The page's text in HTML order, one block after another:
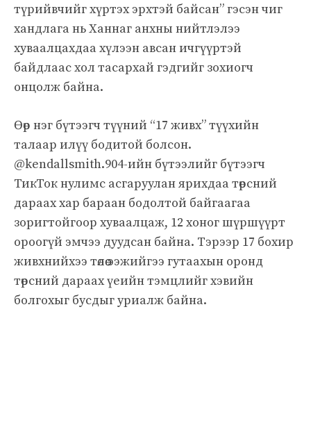
түрийвчийг хүртэх эрхтэй байсан” гэсэн чиг
хандлага нь Ханнаг анхны нийтлэлээ
хуваалцахдаа хүлээн авсан ичгүүртэй
байдлаас хол тасархай гэдгийг зохиогч
онцолж байна.
Өөр нэг бүтээгч түүний “17 живх” түүхийн
талаар илүү бодитой болсон.
@kendallsmith.904-ийн бүтээлийг бүтээгч
ТикТок нулимс асгаруулан ярихдаа төрсний
дараах хар бараан бодолтой байгаагаа
зоригтойгоор хуваалцаж, 12 хоног шүршүүрт
ороогүй эмчээ дуудсан байна. Тэрээр 17 бохир
живхнийхээ төлөө ээжийгээ гутаахын оронд
төрсний дараах үеийн тэмцлийг хэвийн
болгохыг бусдыг уриалж байна.